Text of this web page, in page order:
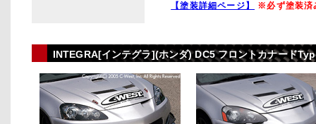
【塗装詳細ページ】
※必ず塗装済
INTEGRA[インテグラ](ホンダ) DC5 フロントカナード